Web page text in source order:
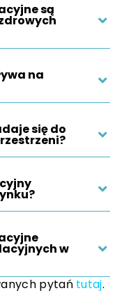
są
na
się do
w
pytań tutaj.